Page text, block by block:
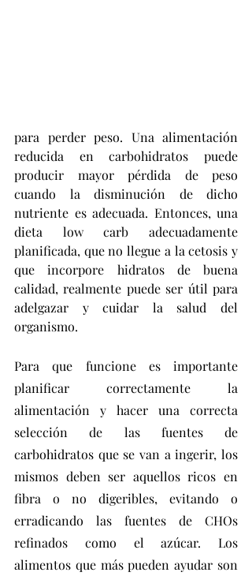
para perder peso. Una alimentación
reducida en carbohidratos puede
producir mayor pérdida de peso
cuando la disminución de dicho
nutriente es adecuada. Entonces, una
dieta low carb adecuadamente
planificada, que no llegue a la cetosis y
que incorpore hidratos de buena
calidad, realmente puede ser útil para
adelgazar y cuidar la salud del
organismo.
Para que funcione es importante
planificar correctamente la
alimentación y hacer una correcta
selección de las fuentes de
carbohidratos que se van a ingerir, los
mismos deben ser aquellos ricos en
fibra o no digeribles, evitando o
erradicando las fuentes de CHOs
refinados como el azúcar. Los
alimentos que más pueden ayudar son